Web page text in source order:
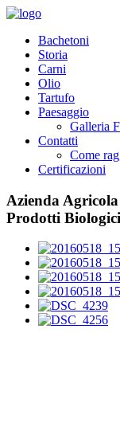
Bachetoni
Storia
Carni
Olio
Tartufo
Paesaggio
Galleria
Contatti
Come
Certificazioni
Azienda
Prodotti